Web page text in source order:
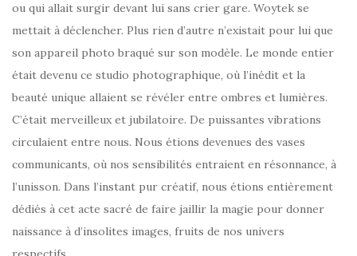
ou qui allait surgir devant lui sans crier gare. Woytek se
mettait à déclencher. Plus rien d’autre n’existait pour lui que
son appareil photo braqué sur son modèle. Le monde entier
était devenu ce studio photographique, où l’inédit et la
beauté unique allaient se révéler entre ombres et lumières.
C’était merveilleux et jubilatoire. De puissantes vibrations
circulaient entre nous. Nous étions devenues des vases
communicants, où nos sensibilités entraient en résonnance, à
l’unisson. Dans l’instant pur créatif, nous étions entièrement
dédiés à cet acte sacré de faire jaillir la magie pour donner
naissance à d’insolites images, fruits de nos univers